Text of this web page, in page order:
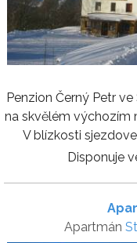
Penzion Černý Petr
na skvělém výchozím
V blízkosti
Disponuje
Apartmán